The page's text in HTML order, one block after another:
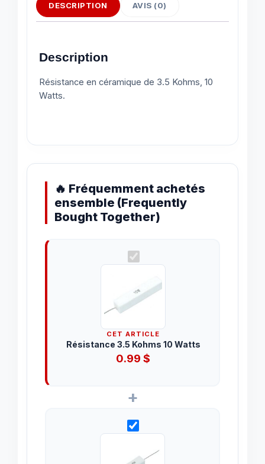
DESCRIPTION AVIS (0)
Description
Résistance en céramique de 3.5 Kohms, 10
Watts.
🔥 Fréquemment achetés
ensemble (Frequently
Bought Together)
CET ARTICLE
Résistance 3.5 Kohms 10 Watts
0.99$
+